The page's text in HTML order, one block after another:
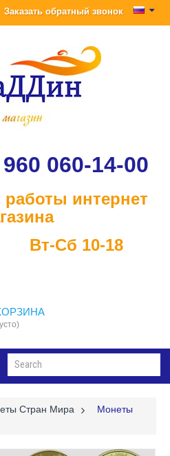
Заказать обратный звонок
060-14-00
интернет
10-18
Стран Мира >
Монеты